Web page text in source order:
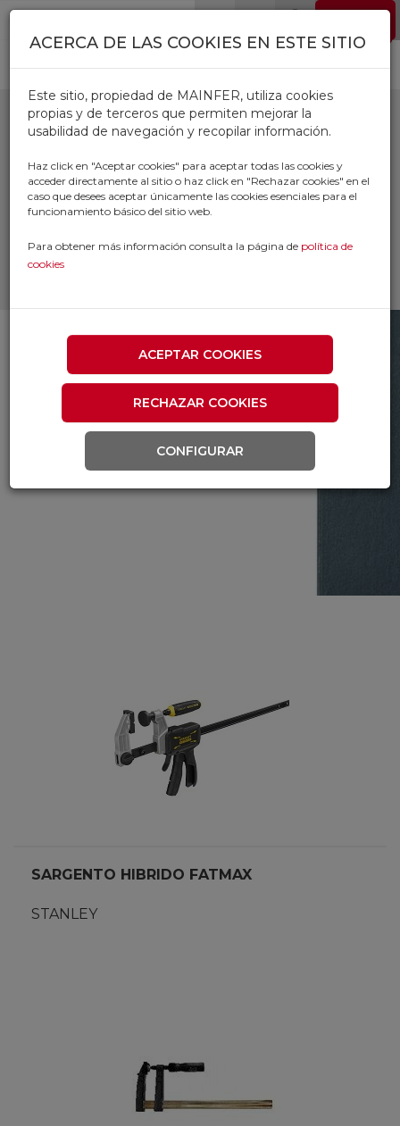
Pasar al contenido principal
SARGENTOS
APRIETE
SUMINISTRO INDUSTRIAL Y TALLER
SARGENTO HIBRIDO FATMAX
STANLEY
ACERCA DE LAS COOKIES EN ESTE SITIO
Este sitio, propiedad de MAINFER, utiliza cookies
propias y de terceros que permiten mejorar la
usabilidad de navegación y recopilar información.
Haz click en "Aceptar cookies" para aceptar todas las cookies y
acceder directamente al sitio o haz click en "Rechazar cookies" en el
caso que desees aceptar únicamente las cookies esenciales para el
funcionamiento básico del sitio web.
Para obtener más información consulta la página de política de
cookies
ACEPTAR COOKIES
RECHAZAR COOKIES
CONFIGURAR